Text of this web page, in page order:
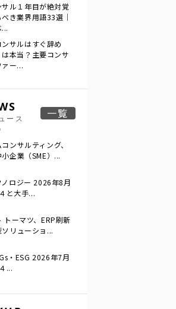
サル１年目が絶対覚
べき業界用語33選｜
ンサルはすぐ辞め
は本当？主要コンサ
ァー...
ース 一覧
ンサルティング、
企業（SME）...
ノロジー 2026年8月
と大手...
トーマツ、ERP刷新
リューショ...
・ESG 2026年7月
...